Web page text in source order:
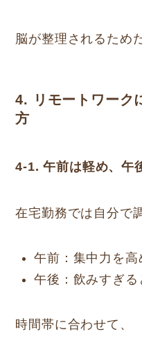
脳が整理されるため
4. リモートワーク
方
4-1. 午前は軽め、午
在宅勤務では自分で
午前：集中力を高
午後：飲みすぎ
時間帯に合わせて、